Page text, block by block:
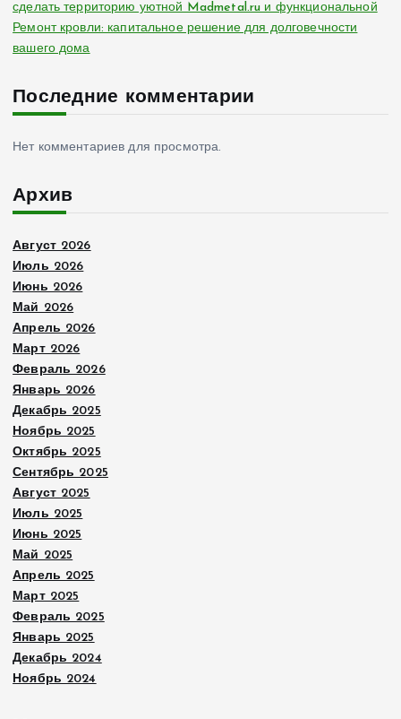
сделать территорию уютной Madmetal.ru и функциональной
Ремонт кровли: капитальное решение для долговечности
вашего дома
Последние комментарии
Нет комментариев для просмотра.
Архив
Август 2026
Июль 2026
Июнь 2026
Май 2026
Апрель 2026
Март 2026
Февраль 2026
Январь 2026
Декабрь 2025
Ноябрь 2025
Октябрь 2025
Сентябрь 2025
Август 2025
Июль 2025
Июнь 2025
Май 2025
Апрель 2025
Март 2025
Февраль 2025
Январь 2025
Декабрь 2024
Ноябрь 2024